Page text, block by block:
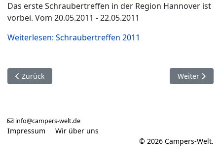
Das erste Schraubertreffen in der Region Hannover ist
vorbei. Vom 20.05.2011 - 22.05.2011
Weiterlesen: Schraubertreffen 2011
Vorheriger Beitrag: Bundesland Bayern
Zurück Nächster
Weiter
info@campers-welt.de
Impressum
Wir über uns
© 2026 Campers-Welt.